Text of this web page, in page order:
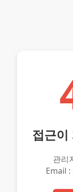
접근이
관리
Email